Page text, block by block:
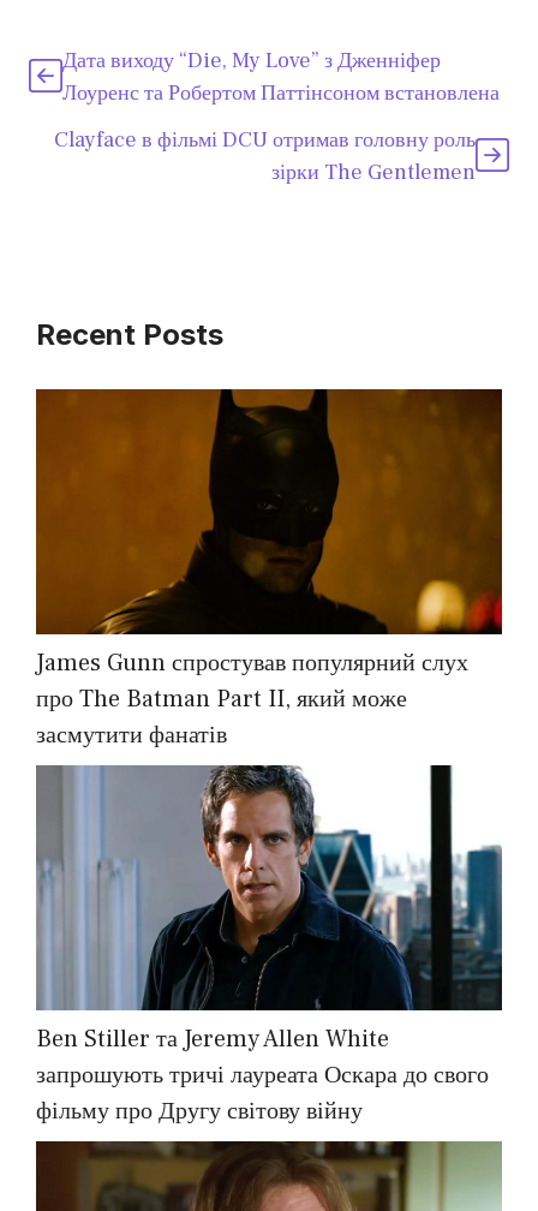
Дата виходу “Die, My Love” з Дженніфер
Лоуренс та Робертом Паттінсоном встановлена
Clayface в фільмі DCU отримав головну роль
зірки The Gentlemen
Recent Posts
James Gunn спростував популярний слух
про The Batman Part II, який може
засмутити фанатів
Ben Stiller та Jeremy Allen White
запрошують тричі лауреата Оскара до свого
фільму про Другу світову війну